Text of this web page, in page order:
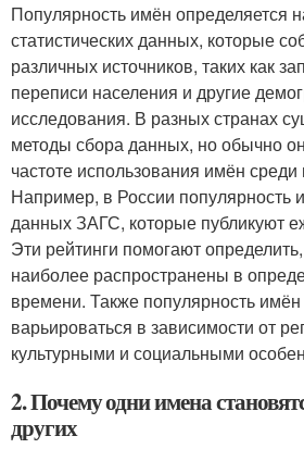
Популярность имён определяется
статистических данных, которые
различных источников, таких как
переписи населения и другие
исследования. В разных странах
методы сбора данных, но обычно
частоте использования имён
Например, в России популярность
данных ЗАГС, которые публикуют
Эти рейтинги помогают
наиболее распространены в
времени. Также популярность
варьироваться в зависимости от
культурными и социальными
2. Почему одни имена
других